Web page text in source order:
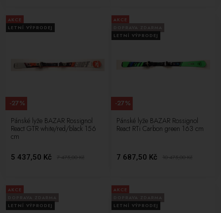
AKCE
LETNÍ VÝPRODEJ
Pánské lyže BAZAR Rossignol
React GTR white/red/black 156
cm
5 437,50 Kč 7 475,00Kč
-27%
AKCE
LETNÍ VÝPRODEJ
Pánské lyže BAZAR Rossignol
React RTi Carbon green 163 cm
7 687,50 Kč 10 475,00Kč
-27%
AKCE
LETNÍ VÝPRODEJ
AKCE
LETNÍ VÝPRODEJ